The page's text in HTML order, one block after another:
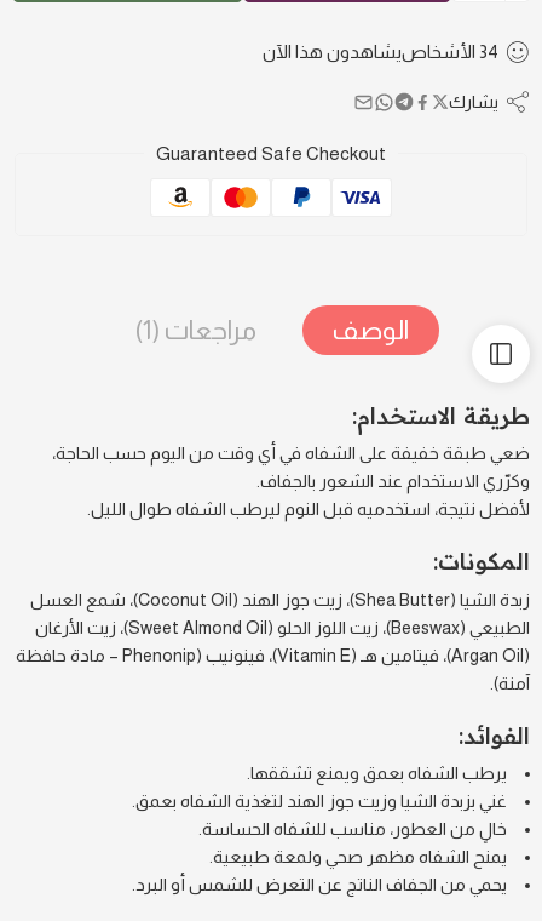
34 الأشخاصيشاهدون هذا الآن
يشارك
Guaranteed Safe Checkout
الوصف مراجعات (1)
طريقة الاستخدام:
ضعي طبقة خفيفة على الشفاه في أي وقت من اليوم حسب الحاجة،
وكرّري الاستخدام عند الشعور بالجفاف.
لأفضل نتيجة، استخدميه قبل النوم ليرطب الشفاه طوال الليل.
المكونات:
زبدة الشيا (Shea Butter)، زيت جوز الهند (Coconut Oil)، شمع العسل
الطبيعي (Beeswax)، زيت اللوز الحلو (Sweet Almond Oil)، زيت الأرغان
(Argan Oil)، فيتامين هـ (Vitamin E)، فينونيب (Phenonip – مادة حافظة
آمنة).
الفوائد:
يرطب الشفاه بعمق ويمنع تشققها.
غني بزبدة الشيا وزيت جوز الهند لتغذية الشفاه بعمق.
خالٍ من العطور، مناسب للشفاه الحساسة.
يمنح الشفاه مظهر صحي ولمعة طبيعية.
يحمي من الجفاف الناتج عن التعرض للشمس أو البرد.